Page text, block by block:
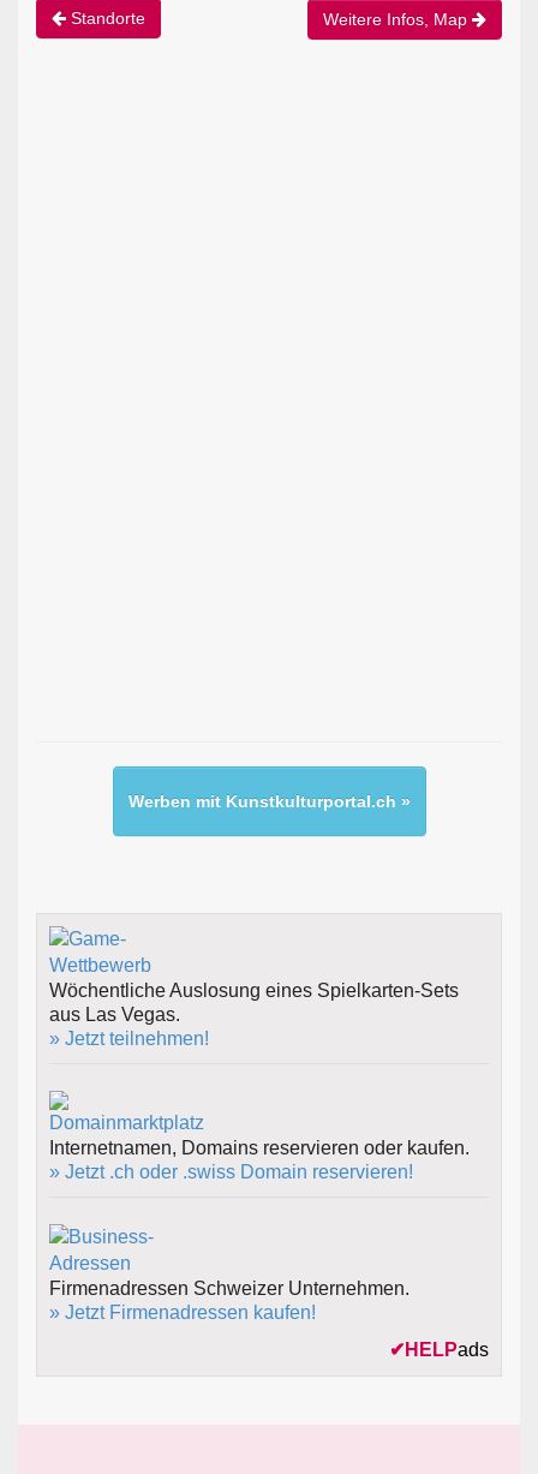
Standorte Weitere Infos, Map
Werben mit Kunstkulturportal.ch »
Wöchentliche Auslosung eines Spielkarten-Sets
aus Las Vegas.
» Jetzt teilnehmen!
Internetnamen, Domains reservieren oder kaufen.
» Jetzt .ch oder .swiss Domain reservieren!
Firmenadressen Schweizer Unternehmen.
» Jetzt Firmenadressen kaufen!
✔ HELPads